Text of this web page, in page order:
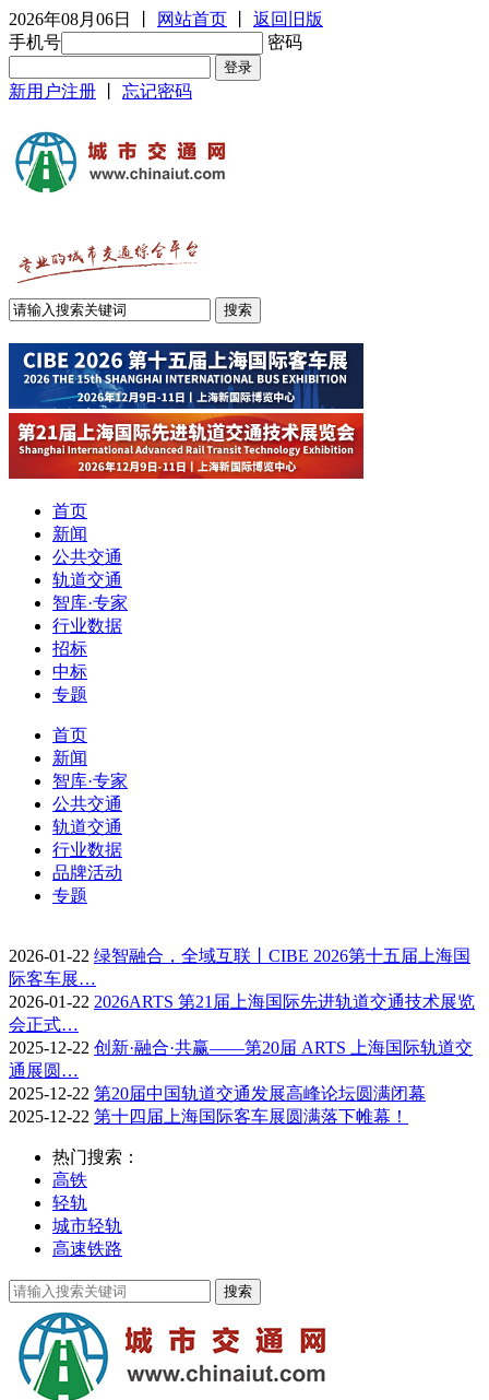
2026年08月06日 网站首页
返回旧版
手机号
密码
新用户注册 忘记密码
首页
新闻
公共交通
轨道交通
智库·专家
行业数据
招标
中标
专题
首页
新闻
智库·专家
公共交通
轨道交通
行业数据
品牌活动
专题
2026-01-22 绿智融合，全域互联丨CIBE 2026第十五届上海国
际客车展…
2026-01-22 2026ARTS 第21届上海国际先进轨道交通技术展览
会正式…
2025-12-22 创新·融合·共赢——第20届 ARTS 上海国际轨道交
通展圆…
2025-12-22 第20届中国轨道交通发展高峰论坛圆满闭幕
2025-12-22 第十四届上海国际客车展圆满落下帷幕！
热门搜索：
高铁
轻轨
城市轻轨
高速铁路